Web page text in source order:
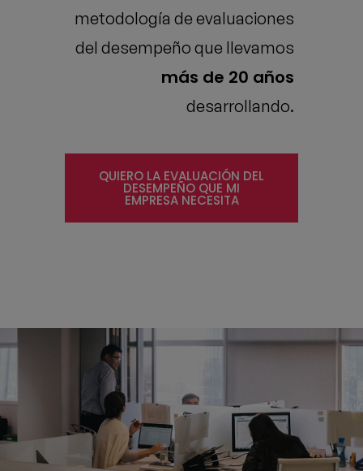
metodología de evaluaciones
del desempeño que llevamos
más de 20 años
desarrollando.
QUIERO LA EVALUACIÓN DEL
DESEMPEÑO QUE MI
EMPRESA NECESITA